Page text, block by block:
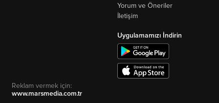
Yorum ve Öneriler
İletişim
Uygulamamızı İndirin
Reklam vermek için:
www.marsmedia.com.tr